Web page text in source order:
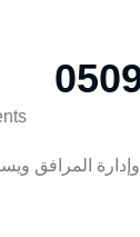
نحن واحدة من الشركات الرائدة